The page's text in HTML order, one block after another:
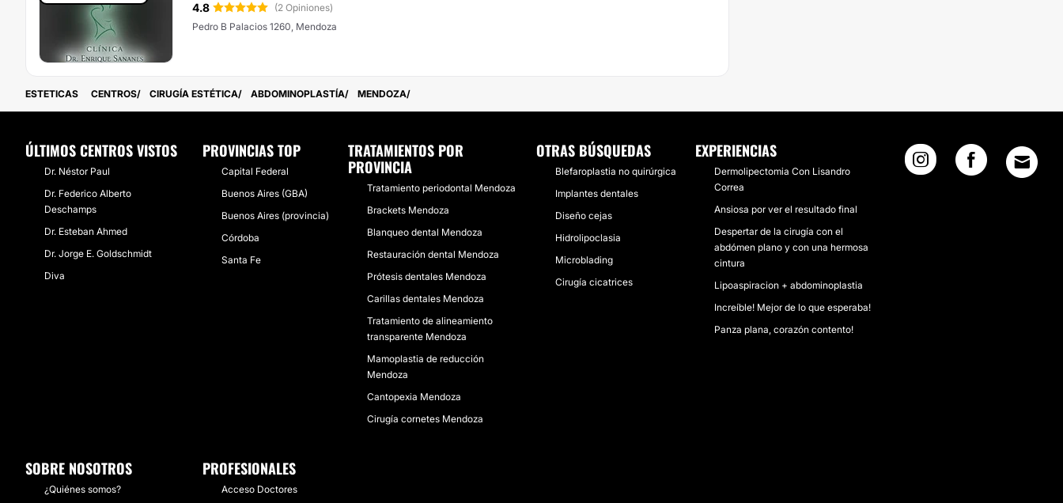
4.8
(2 Opiniones)
Pedro B Palacios 1260, Mendoza
ESTETICAS CENTROS CIRUGÍA ESTÉTICA ABDOMINOPLASTÍA MENDOZA
ÚLTIMOS CENTROS VISTOS
Dr. Néstor Paul
Dr. Federico Alberto
Deschamps
Dr. Esteban Ahmed
Dr. Jorge E. Goldschmidt
Diva
PROVINCIAS TOP
Capital Federal
Buenos Aires (GBA)
Buenos Aires (provincia)
Córdoba
Santa Fe
TRATAMIENTOS POR
PROVINCIA
Tratamiento periodontal Mendoza
Brackets Mendoza
Blanqueo dental Mendoza
Restauración dental Mendoza
Prótesis dentales Mendoza
Carillas dentales Mendoza
Tratamiento de alineamiento
transparente Mendoza
Mamoplastia de reducción
Mendoza
Cantopexia Mendoza
Cirugía cornetes Mendoza
OTRAS BÚSQUEDAS
Blefaroplastia no quirúrgica
Implantes dentales
Diseño cejas
Hidrolipoclasia
Microblading
Cirugía cicatrices
EXPERIENCIAS
Dermolipectomia Con Lisandro
Correa
Ansiosa por ver el resultado final
Despertar de la cirugía con el
abdómen plano y con una hermosa
cintura
Lipoaspiracion + abdominoplastia
Increíble! Mejor de lo que esperaba!
Panza plana, corazón contento!
SOBRE NOSOTROS
¿Quiénes somos?
PROFESIONALES
Acceso Doctores